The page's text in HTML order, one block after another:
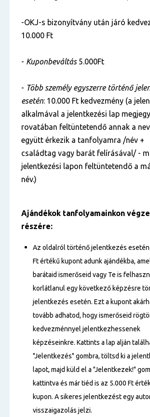
-OKJ-s bizonyítvány után járó
10.000 Ft
- Kuponbeváltás5.000Ft
- Több személy egyszerre történő
esetén: 10.000 Ft kedvezmény (a
alkalmával a jelentkezési lap
rovatában feltüntetendő annak a
együtt érkezik a tanfolyamra /név +
családtag vagy barát felírásával/ -
jelentkezési lapon feltüntetendő a
név.)
Ajándékok tanfolyamainkon
részére:
Az oldalról történő jelentkezés esetén
Ft értékű kupont adunk ajándékba,
barátaid ismerőseid vagy Te is
korlátlanul egy következő képzésre
jelentkezés esetén. Ezt a kupont
tovább adhatod, hogy ismerőseid
kedvezménnyel jelentkezhessenek
képzéseinkre. Kattints a lap alján
"Jelentkezés" gombra, töltsd ki a
lapot, majd küld el a "Jelentkezek!"
kattintva és már tiéd is az 5.000 Ft
kupon. A sikeres jelentkezést egy
visszaigazolás jelzi.